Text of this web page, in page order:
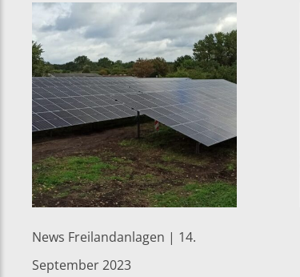
News Freilandanlagen | 14.
September 2023